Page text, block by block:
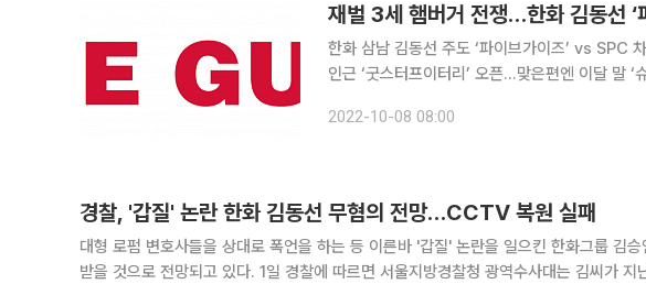
한화 삼남 김동선 주도 ‘파이브가이즈’ vs SPC
인근 ‘굿스터프이터리’ 오픈…맞은편엔 이달 말 ‘슈퍼두퍼’ 상륙 프리미엄 햄
2022-10-08 08:00
경찰, '갑질' 논란 한화 김동선 무혐의 전망…CCTV 복원 실패
대형 로펌 변호사들을 상대로 폭언을 하는 등 이른바 '갑질' 논란을 일으킨 한화그룹 김
받을 것으로 전망되고 있다. 1일 경찰에 따르면 서울지방경찰청 광역수사대는 김씨가 지난 9월 피해 변호사들과 술을 마셨던 서울 종로구